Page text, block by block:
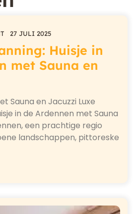
27 JULI 2025
Huisje in
met Sauna en
Sauna en Jacuzzi Luxe
in de Ardennen met Sauna
een prachtige regio
landschappen, pittoreske